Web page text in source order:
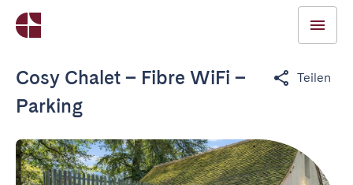
Cosy Chalet – Fibre WiFi –
Parking
Teilen